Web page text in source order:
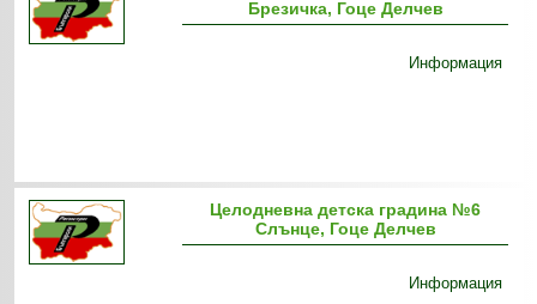
Брезичка, Гоце Делчев
Информация
Целодневна детска градина №6
Слънце, Гоце Делчев
Информация